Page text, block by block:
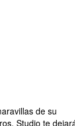
de su
Studio te